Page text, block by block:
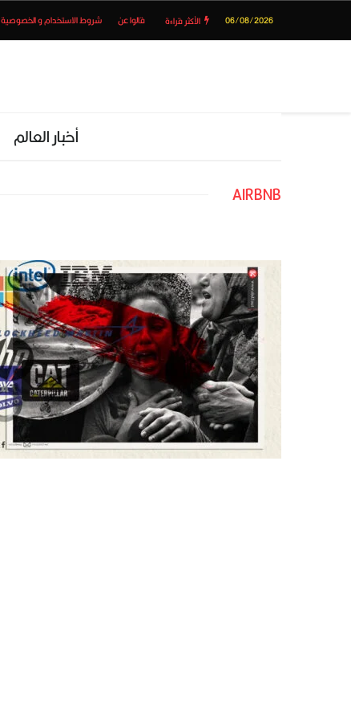
06/08/2026 الأكثر قراءة قالوا عن شروط الاستخدام و الخصوصية
أخبار العالم
AIRBNB